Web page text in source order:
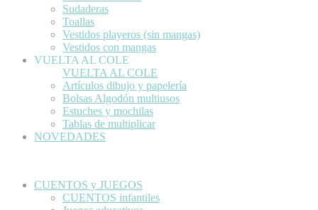
Sudaderas
Toallas
Vestidos playeros (sin mangas)
Vestidos con mangas
VUELTA AL COLE
VUELTA AL COLE
Artículos dibujo y papelería
Bolsas Algodón multiusos
Estuches y mochilas
Tablas de multiplicar
NOVEDADES
CUENTOS y JUEGOS
CUENTOS infantiles